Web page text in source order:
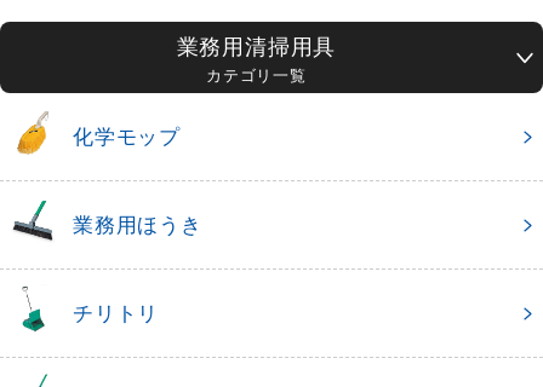
業務用清掃用具
カテゴリ一覧
化学モップ
業務用ほうき
チリトリ